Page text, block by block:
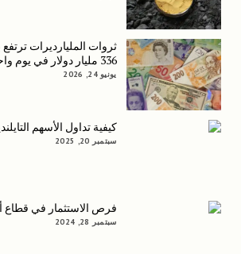
ثروات المليارديرات
336 مليار دولار في يوم واحد
يونيو 24, 2026
كيفية تداول الأسهم
سبتمبر 20, 2025
فرص الاستثمار في قطاع
سبتمبر 28, 2024